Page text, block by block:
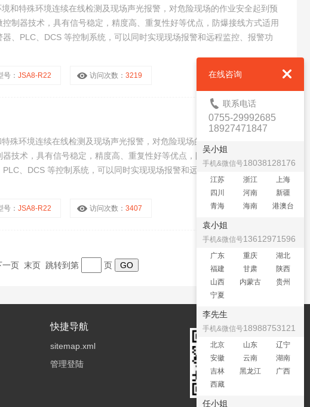
和特殊环境连续在线检测及现场声光报警，对危险现场的作业安全起到预
制器技术，具有信号稳定，精度高、重复性好等优点，防爆接线方式适用
、PLC、DCS 等控制系统，可以同时实现现场报警和远程监控、报警功
号：JSA8-R22 访问次数：3219
殊环境连续在线检测及现场声光报警，对危险现场的作业安全起到预警作
技术，具有信号稳定，精度高、重复性好等优点，防爆接线方式适用于各
、DCS 等控制系统，可以同时实现现场报警和远程监控、报警功能。
号：JSA8-R22 访问次数：3407
页 末页 跳转到第 页
快捷导航
sitemap.xml
管理登陆
在线咨询
联系电话
0755-29992685
18927471847
吴小姐
手机&微信号18038128176
江苏 浙江
上海
四川
河南
新疆
青海
海南 港澳台
袁小姐
手机&微信号13612971596
广东 重庆
湖北
福建
甘肃
陕西
山西
内蒙古
贵州
宁夏
李先生
手机&微信号18988753121
北京 山东
辽宁
安徽
云南
湖南
吉林
黑龙江
广西
西藏
任小姐